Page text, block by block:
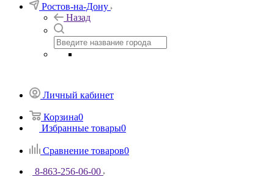
Ростов-на-Дону
Назад
Личный кабинет
Корзина0
Избранные товары0
Сравнение товаров0
8-863-256-06-00